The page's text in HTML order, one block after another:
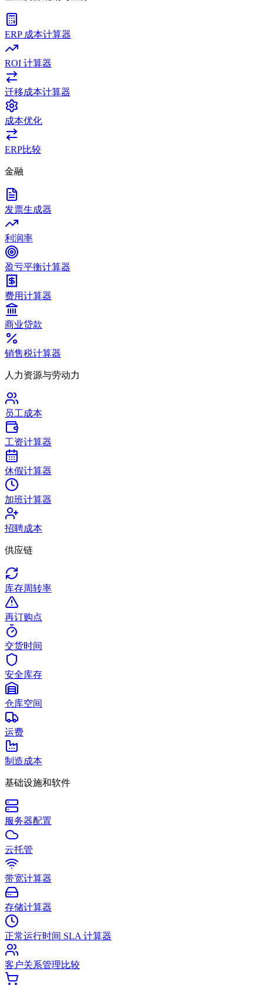
ERP 成本计算器
ROI 计算器
迁移成本计算器
成本优化
ERP比较
金融
发票生成器
利润率
盈亏平衡计算器
费用计算器
商业贷款
销售税计算器
人力资源与劳动力
员工成本
工资计算器
休假计算器
加班计算器
招聘成本
供应链
库存周转率
再订购点
交货时间
安全库存
仓库空间
运费
制造成本
基础设施和软件
服务器配置
云托管
带宽计算器
存储计算器
正常运行时间 SLA 计算器
客户关系管理比较